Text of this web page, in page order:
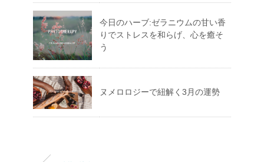
今日のハーブ:ゼラニウムの甘い香
りでストレスを和らげ、心を癒そ
う
ヌメロロジーで紐解く3月の運勢